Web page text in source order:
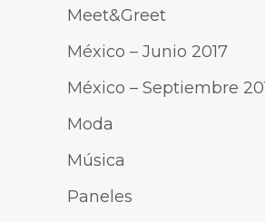
Meet&Greet
México – Junio 2017
México – Septiembre
Moda
Música
Paneles